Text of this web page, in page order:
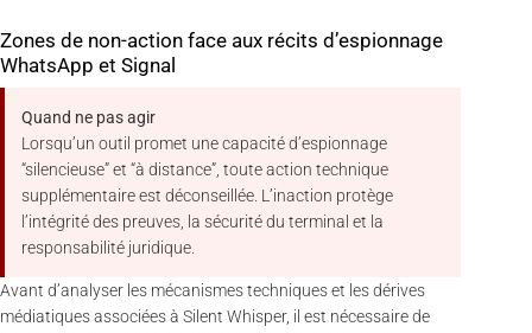
Zones de non-action face aux récits d’espionnage
WhatsApp et Signal
Quand ne pas agir
Lorsqu’un outil promet une capacité d’espionnage
“silencieuse” et “à distance”, toute action technique
supplémentaire est déconseillée. L’inaction protège
l’intégrité des preuves, la sécurité du terminal et la
responsabilité juridique.
Avant d’analyser les mécanismes techniques et les dérives
médiatiques associées à Silent Whisper, il est nécessaire de